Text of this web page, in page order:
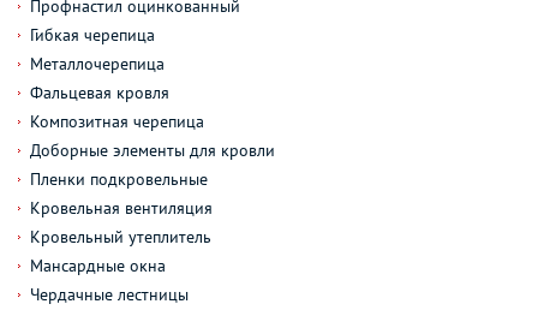
Профнастил оцинкованный
Гибкая черепица
Металлочерепица
Фальцевая кровля
Композитная черепица
Доборные элементы для кровли
Пленки подкровельные
Кровельная вентиляция
Кровельный утеплитель
Мансардные окна
Чердачные лестницы